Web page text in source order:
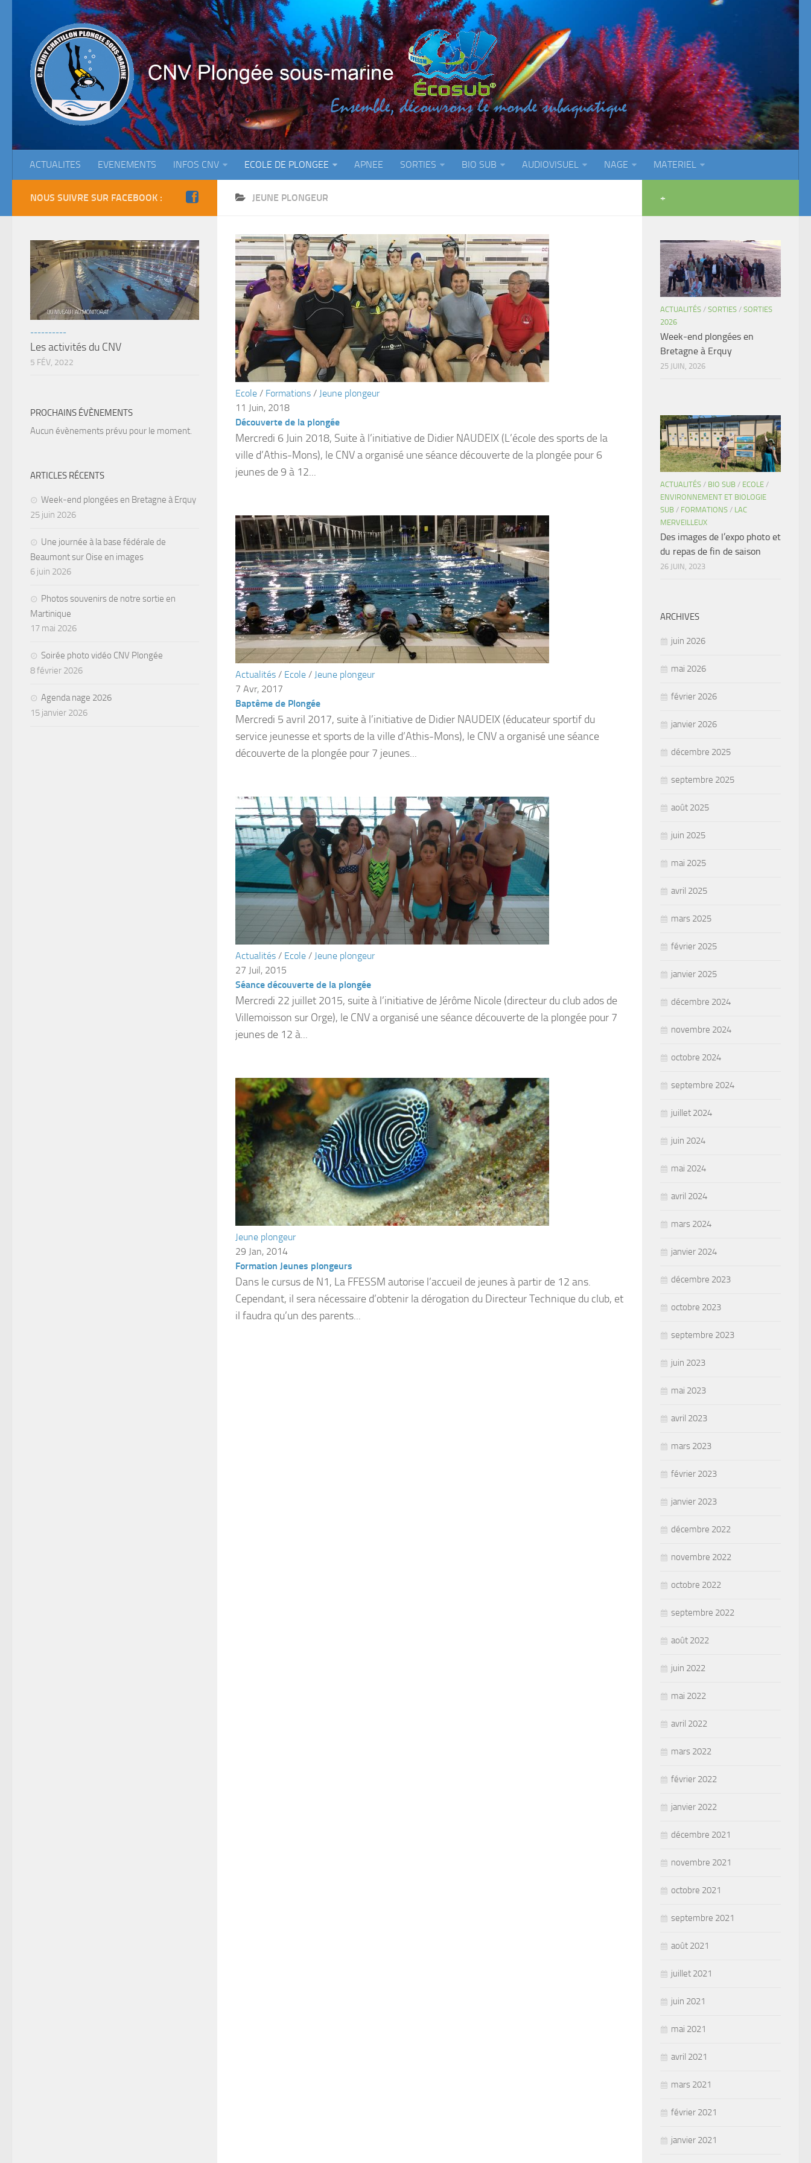
ACTUALITES EVENEMENTS INFOS CNV ECOLE DE PLONGEE APNEE SORTIES BIO SUB AUDIOVISUEL NAGE MATERIEL
JEUNE PLONGEUR
Ecole / Formations / Jeune plongeur
11 Juin, 2018
Découverte de la plongée
Mercredi 6 Juin 2018, Suite à l’initiative de Didier NAUDEIX (L’école des sports de la
ville d’Athis-Mons), le CNV a organisé une séance découverte de la plongée pour 6
jeunes de 9 à 12...
Actualités / Ecole / Jeune plongeur
7 Avr, 2017
Baptême de Plongée
Mercredi 5 avril 2017, suite à l’initiative de Didier NAUDEIX (éducateur sportif du
service jeunesse et sports de la ville d’Athis-Mons), le CNV a organisé une séance
découverte de la plongée pour 7 jeunes...
Actualités / Ecole / Jeune plongeur
27 Juil, 2015
Séance découverte de la plongée
Mercredi 22 juillet 2015, suite à l’initiative de Jérôme Nicole (directeur du club ados de
Villemoisson sur Orge), le CNV a organisé une séance découverte de la plongée pour 7
jeunes de 12 à...
Jeune plongeur
29 Jan, 2014
Formation Jeunes plongeurs
Dans le cursus de N1, La FFESSM autorise l’accueil de jeunes à partir de 12 ans.
Cependant, il sera nécessaire d’obtenir la dérogation du Directeur Technique du club, et
il faudra qu’un des parents...
NOUS SUIVRE SUR FACEBOOK :
----------
Les activités du CNV
5 FÉV, 2022
PROCHAINS ÉVÈNEMENTS
Aucun évènements prévu pour le moment.
ARTICLES RÉCENTS
Week-end plongées en Bretagne à Erquy
25 juin 2026
Une journée à la base fédérale de
Beaumont sur Oise en images
6 juin 2026
Photos souvenirs de notre sortie en
Martinique
17 mai 2026
Soirée photo vidéo CNV Plongée
8 février 2026
Agenda nage 2026
15 janvier 2026
+
ACTUALITÉS / SORTIES / SORTIES
2026
Week-end plongées en
Bretagne à Erquy
25 JUIN, 2026
ACTUALITÉS / BIO SUB / ECOLE /
ENVIRONNEMENT ET BIOLOGIE
SUB / FORMATIONS / LAC
MERVEILLEUX
Des images de l’expo photo et
du repas de fin de saison
26 JUIN, 2023
ARCHIVES
juin 2026
mai 2026
février 2026
janvier 2026
décembre 2025
septembre 2025
août 2025
juin 2025
mai 2025
avril 2025
mars 2025
février 2025
janvier 2025
décembre 2024
novembre 2024
octobre 2024
septembre 2024
juillet 2024
juin 2024
mai 2024
avril 2024
mars 2024
janvier 2024
décembre 2023
octobre 2023
septembre 2023
juin 2023
mai 2023
avril 2023
mars 2023
février 2023
janvier 2023
décembre 2022
novembre 2022
octobre 2022
septembre 2022
août 2022
juin 2022
mai 2022
avril 2022
mars 2022
février 2022
janvier 2022
décembre 2021
novembre 2021
octobre 2021
septembre 2021
août 2021
juillet 2021
juin 2021
mai 2021
avril 2021
mars 2021
février 2021
janvier 2021